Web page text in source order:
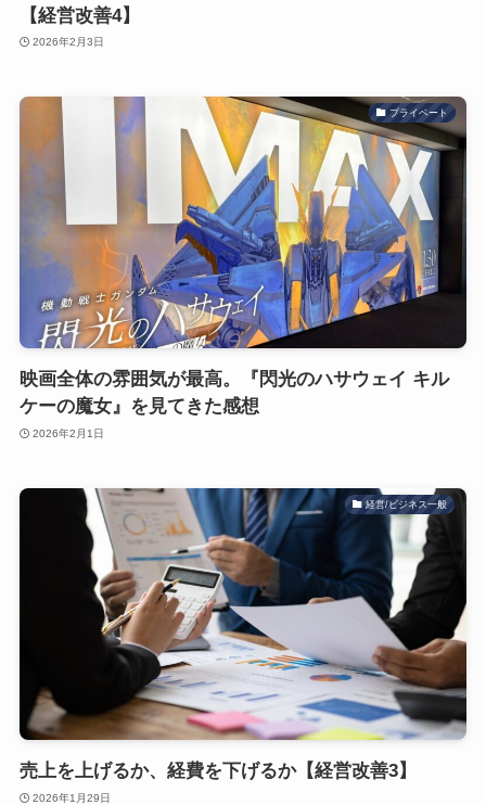
【経営改善4】
2026年2月3日
プライベート
映画全体の雰囲気が最高。『閃光のハサウェイ キル
ケーの魔女』を見てきた感想
2026年2月1日
経営/ビジネス一般
売上を上げるか、経費を下げるか【経営改善3】
2026年1月29日